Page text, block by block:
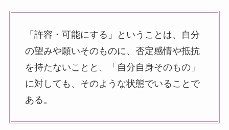
「許容・可能にする」ということは、自分
の望みや願いそのものに、否定感情や抵抗
を持たないことと、「自分自身そのもの」
に対しても、そのような状態でいることで
ある。